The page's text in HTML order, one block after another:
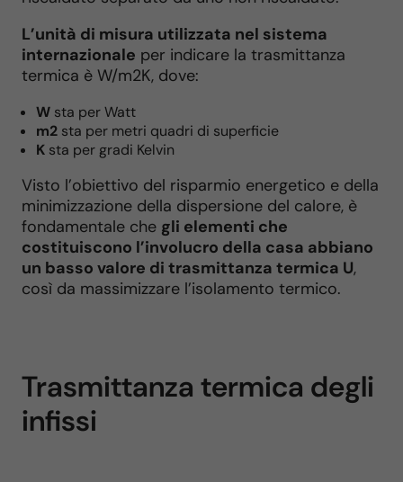
L’unità di misura utilizzata nel sistema
internazionale per indicare la trasmittanza
termica è W/m2K, dove:
W sta per Watt
m2 sta per metri quadri di superficie
K sta per gradi Kelvin
Visto l’obiettivo del risparmio energetico e della
minimizzazione della dispersione del calore, è
fondamentale che gli elementi che
costituiscono l’involucro della casa abbiano
un basso valore di trasmittanza termica U,
così da massimizzare l’isolamento termico.
Trasmittanza termica degli
infissi